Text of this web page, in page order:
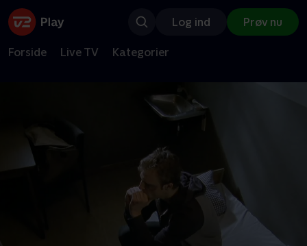
Log ind Prøv nu
Forside Live TV Kategorier